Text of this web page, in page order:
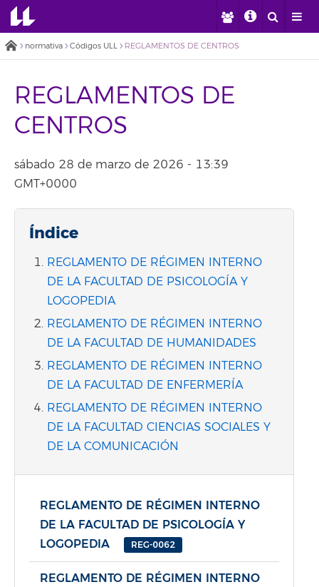
normativa Códigos ULL REGLAMENTOS DE CENTROS
REGLAMENTOS DE
CENTROS
sábado 28 de marzo de 2026 - 13:39
GMT+0000
Índice
REGLAMENTO DE RÉGIMEN INTERNO
DE LA FACULTAD DE PSICOLOGÍA Y
LOGOPEDIA
REGLAMENTO DE RÉGIMEN INTERNO
DE LA FACULTAD DE HUMANIDADES
REGLAMENTO DE RÉGIMEN INTERNO
DE LA FACULTAD DE ENFERMERÍA
REGLAMENTO DE RÉGIMEN INTERNO
DE LA FACULTAD CIENCIAS SOCIALES Y
DE LA COMUNICACIÓN
REGLAMENTO DE RÉGIMEN INTERNO
DE LA FACULTAD DE PSICOLOGÍA Y
LOGOPEDIA
REG-0062
REGLAMENTO DE RÉGIMEN INTERNO